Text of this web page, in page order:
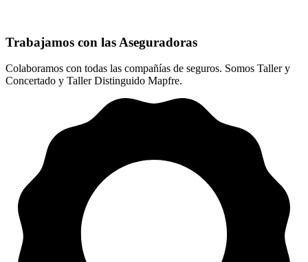
Trabajamos con las Aseguradoras
Colaboramos con todas las compañías de seguros. Somos Taller y
Concertado y Taller Distinguido Mapfre.